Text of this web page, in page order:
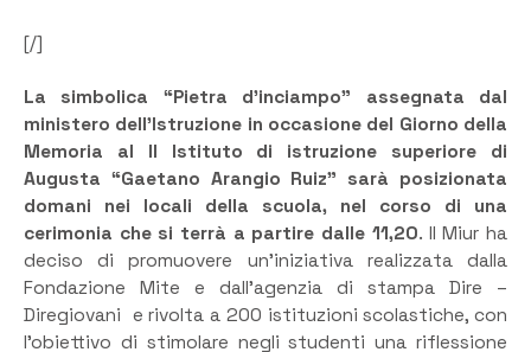
[/]
La simbolica “Pietra d’inciampo” assegnata dal
ministero dell’Istruzione in occasione del Giorno della
Memoria al II Istituto di istruzione superiore di
Augusta “Gaetano Arangio Ruiz” sarà posizionata
domani nei locali della scuola, nel corso di una
cerimonia che si terrà a partire dalle 11,20. Il Miur ha
deciso di promuovere un’iniziativa realizzata dalla
Fondazione Mite e dall’agenzia di stampa Dire –
Diregiovani e rivolta a 200 istituzioni scolastiche, con
l’obiettivo di stimolare negli studenti una riflessione